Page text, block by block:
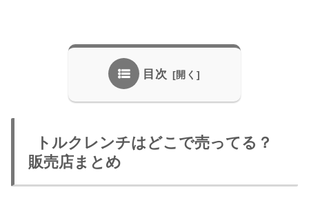
目次
トルクレンチはどこで売ってる？
販売店まとめ